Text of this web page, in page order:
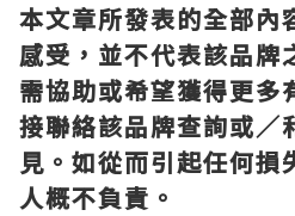
本文章所發表的全部內
感受，並不代表該品牌
需協助或希望獲得更多
接聯絡該品牌查詢或∕
見。如從而引起任何損
人概不負責。